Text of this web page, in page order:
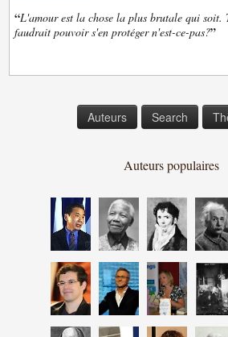
“L'amour est la chose la plus brutale qui soit.
faudrait pouvoir s'en protéger n'est-ce-pas?”
Auteurs Search
Auteurs populaires